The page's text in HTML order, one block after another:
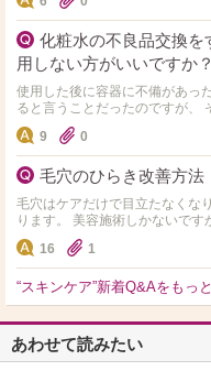
化粧水の不良品交換を
用しない方がいいですか？
使用した後に容器に不備があっ
ると言うことだったのですが、
できる化粧水がありません。 交
9 0
毛穴のひらき改善方法
毛穴はケアだけで目立たなくな
ります。 美容施術しかないです
16
1
“スキンケア”新着Q&Aをもっ
あわせて読みたい